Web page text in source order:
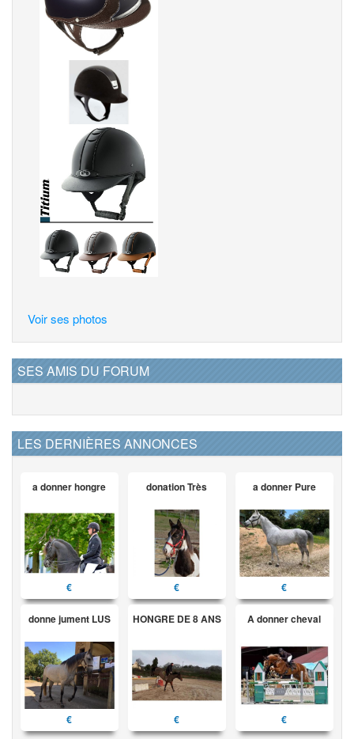
Voir ses photos
SES AMIS DU FORUM
LES DERNIÈRES ANNONCES
a donner hongre
€
donation Très
€
a donner Pure
€
donne jument LUS
€
HONGRE DE 8 ANS
€
A donner cheval
€